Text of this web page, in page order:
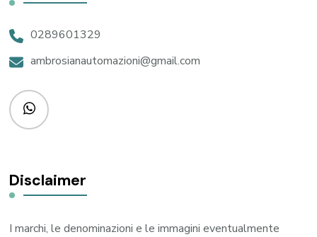
0289601329
ambrosianautomazioni@gmail.com
Disclaimer
I marchi, le denominazioni e le immagini eventualmente